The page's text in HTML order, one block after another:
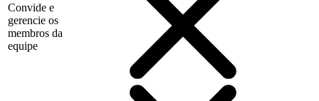
Convide e
gerencie os
membros da
equipe